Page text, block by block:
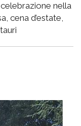
nella
cena d’estate,